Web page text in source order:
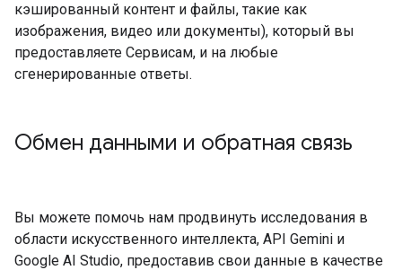
кэшированный контент и файлы, такие как
изображения, видео или документы), который вы
предоставляете Сервисам, и на любые
сгенерированные ответы.
Обмен данными и обратная связь
Вы можете помочь нам продвинуть исследования в
области искусственного интеллекта, API Gemini и
Google AI Studio, предоставив свои данные в качестве